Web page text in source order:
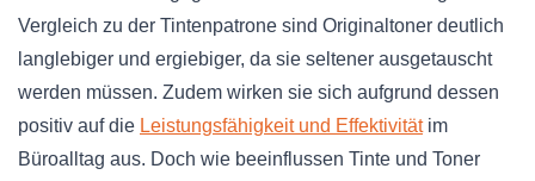
Vergleich zu der Tintenpatrone sind Originaltoner deutlich
langlebiger und ergiebiger, da sie seltener ausgetauscht
werden müssen. Zudem wirken sie sich aufgrund dessen
positiv auf die Leistungsfähigkeit und Effektivitätim
Büroalltag aus. Doch wie beeinflussen Tinte und Toner